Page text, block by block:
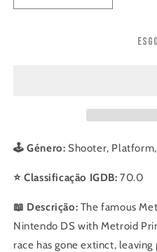
a
a
🕹️ Género: Shooter,
⭐ Classificação IGDB: 70.0
📖 Descrição: The famous
Nintendo DS with Metroid
race has gone extinct,